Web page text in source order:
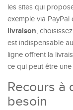
les sites qui
exemple via
livraison,
est indispensable
ligne offrent la
ce qui peut être
Recours à
besoin